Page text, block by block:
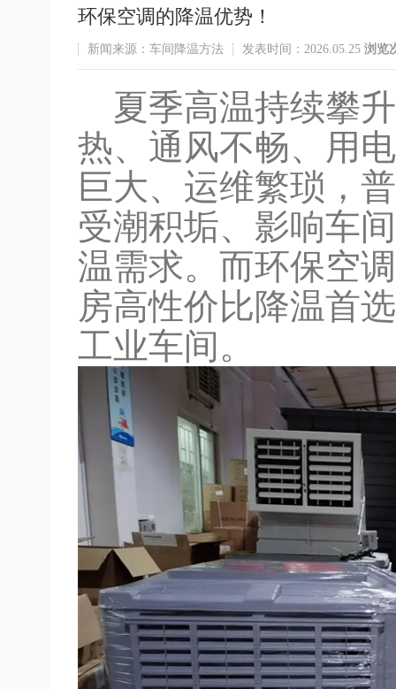
环保空调的降温优势！
新闻来源：车间降温方法 发表时间：2026.05.25 浏览
夏季高温持续攀
热、通风不畅、用
巨大、运维繁琐，
受潮积垢、影响车
温需求。而环保空
房高性价比降温首
工业车间。